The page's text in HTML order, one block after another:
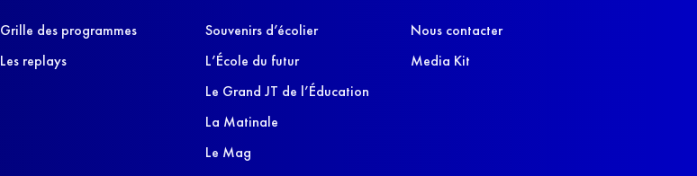
Grille des programmes
Les replays
Souvenirs d’écolier
L’École du futur
Le Grand JT de l’Éducation
La Matinale
Le Mag
Nous contacter
Media Kit